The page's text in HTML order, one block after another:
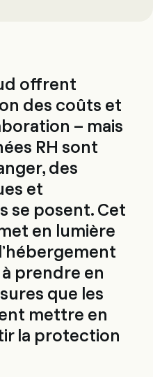
offrent
des coûts et
– mais
RH sont
des
et
se posent. Cet
en lumière
prendre en
que les
mettre en
la protection